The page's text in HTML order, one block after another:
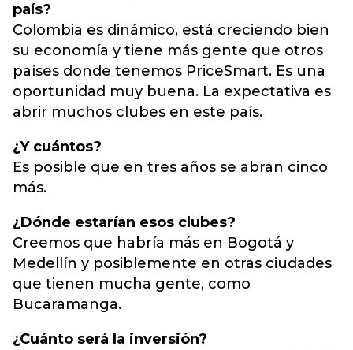
país?
Colombia es dinámico, está creciendo bien
su economía y tiene más gente que otros
países donde tenemos PriceSmart. Es una
oportunidad muy buena. La expectativa es
abrir muchos clubes en este país.
¿Y cuántos?
Es posible que en tres años se abran cinco
más.
¿Dónde estarían esos clubes?
Creemos que habría más en Bogotá y
Medellín y posiblemente en otras ciudades
que tienen mucha gente, como
Bucaramanga.
¿Cuánto será la inversión?